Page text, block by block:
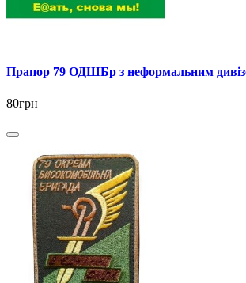
Прапор 79 ОДШБр з неформальним
80грн